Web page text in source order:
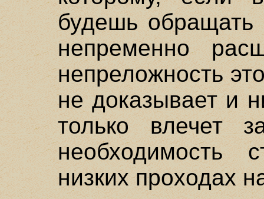
будешь
непременно
непреложность
не доказывает и
только влечет
низких проходах